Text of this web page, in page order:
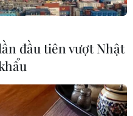
đầu tiên vượt Nhật